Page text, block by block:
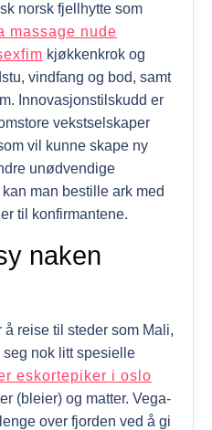
norsk fjellhytte som
massage nude
kjøkkenkrok og
vindfang og bod, samt
Innovasjonstilskudd er
vekstselskaper
vil kunne skape ny
unødvendige
man bestille ark med
til konfirmantene.
naken
reise til steder som Mali,
seg nok litt spesielle
eskortepiker i oslo
(bleier) og matter. Vega-
over fjorden ved å gi